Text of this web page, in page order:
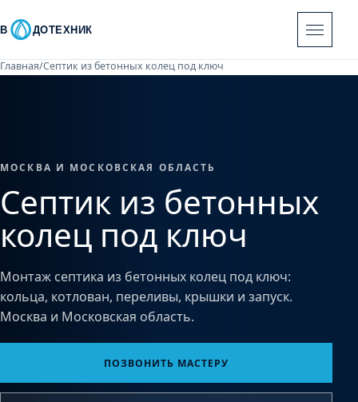
В ДОТЕХНИК
Главная/Септик из бетонных колец под ключ
МОСКВА И МОСКОВСКАЯ ОБЛАСТЬ
Септик из бетонных
колец под ключ
Монтаж септика из бетонных колец под ключ:
кольца, котлован, переливы, крышки и запуск.
Москва и Московская область.
ПОЗВОНИТЬ МАСТЕРУ